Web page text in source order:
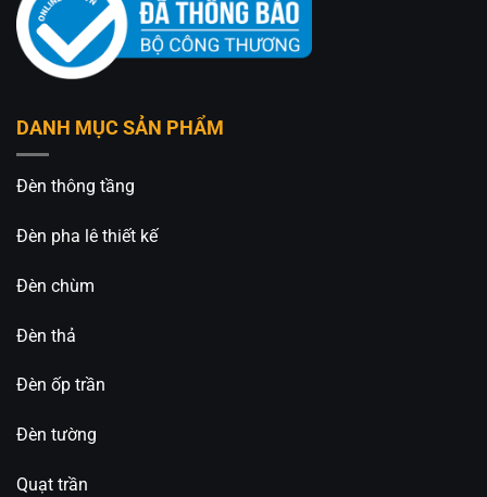
DANH MỤC SẢN PHẨM
Đèn thông tầng
Đèn pha lê thiết kế
Đèn chùm
Đèn thả
Đèn ốp trần
Đèn tường
Quạt trần